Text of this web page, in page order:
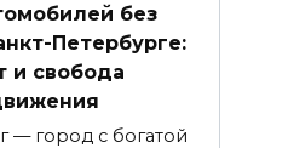
без
Петербурге:
и свобода
— город с богатой